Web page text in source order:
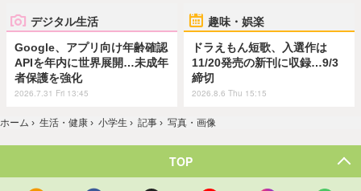
デジタル生活
Google、アプリ向け年齢確認
APIを年内に世界展開…未成年
者保護を強化
2026.7.31 Fri 13:45
趣味・娯楽
ドラえもん短歌、入選作は
11/20発売の新刊に収録…9/3
締切
2026.8.6 Thu 15:15
ホーム › 生活・健康 › 小学生 › 記事 › 写真・画像
TOP